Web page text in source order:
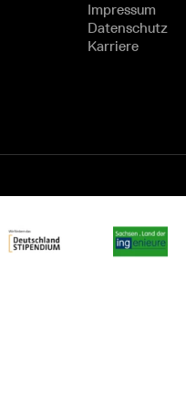
Impressum
Datenschutz
Karriere